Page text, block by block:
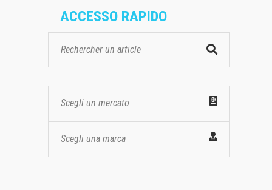
ACCESSO RAPIDO
Scegli un mercato
Scegli una marca